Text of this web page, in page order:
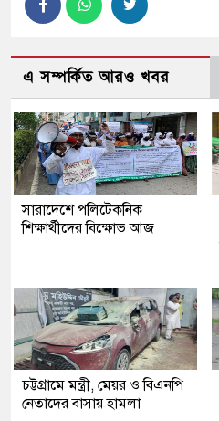
এ সম্পর্কিত আরও খবর
সারাদেশে পলিটেকনিক
শিক্ষার্থীদের বিক্ষোভ আজ
চট্টগ্রামে মন্ত্রী, মেয়র ও বিএনপি
নেতাদের বাসায় হামলা